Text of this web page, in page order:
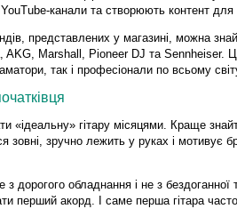
канали та створюють контент
представлених у магазині, можна
AKG, Marshall, Pioneer DJ та Sennheiser.
так і професіонали по всьому
«ідеальну» гітару місяцями. Краще
зовні, зручно лежить у руках і мотивує
дорогого обладнання і не з бездоганної
перший акорд. І саме перша гітара